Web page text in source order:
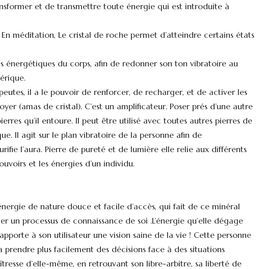
et de transmettre toute énergie qui est introduite à
méditation, Le cristal de roche permet d’atteindre certains états
énergétiques du corps, afin de redonner son ton vibratoire au
il a le pouvoir de renforcer, de recharger, et de activer les
(amas de cristal). C’est un amplificateur. Poser prés d’une autre
qu’il entoure. Il peut être utilisé avec toutes autres pierres de
Il agit sur le plan vibratoire de la personne afin de
l’aura. Pierre de pureté et de lumière elle relie aux différents
et les énergies d’un individu.
de nature douce et facile d’accès, qui fait de ce minéral
processus de connaissance de soi .L’énergie qu’elle dégage
à son utilisateur une vision saine de la vie ! Cette personne
prendre plus facilement des décisions face à des situations
d’elle-même, en retrouvant son libre-arbitre, sa liberté de